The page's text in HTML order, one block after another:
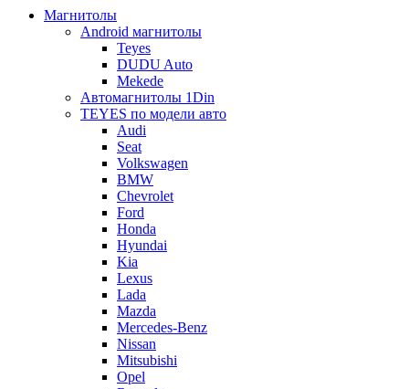
Магнитолы
Android магнитолы
Teyes
DUDU Auto
Mekede
Автомагнитолы 1Din
TEYES по модели авто
Audi
Seat
Volkswagen
BMW
Chevrolet
Ford
Honda
Hyundai
Kia
Lexus
Lada
Mazda
Mercedes-Benz
Nissan
Mitsubishi
Opel